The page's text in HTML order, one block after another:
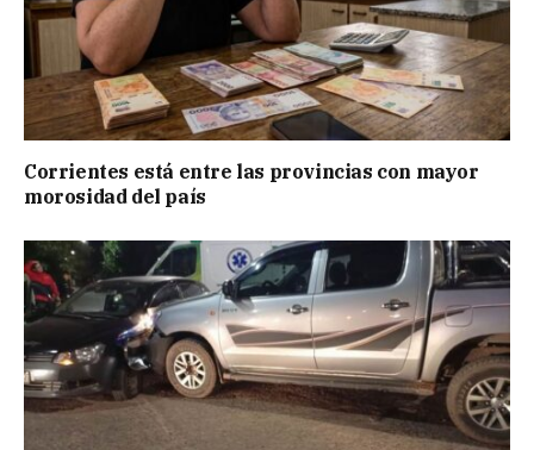
Corrientes está entre las provincias con mayor
morosidad del país